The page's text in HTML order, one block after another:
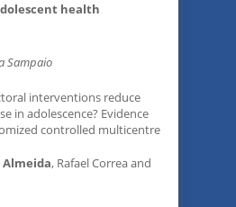
health
Sampaio
interventions reduce
in adolescence? Evidence
controlled multicentre
Almeida, Rafael Correa and